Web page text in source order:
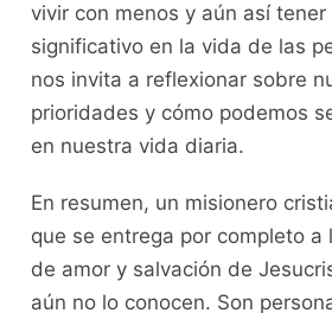
vivir con menos y aún así
significativo en la vida de las
nos invita a reflexionar sobre
prioridades y cómo podemos
en nuestra vida diaria.
En resumen, un misionero
que se entrega por completo a
de amor y salvación de
aún no lo conocen. Son